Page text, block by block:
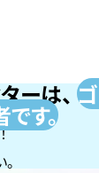
ーは、
す。